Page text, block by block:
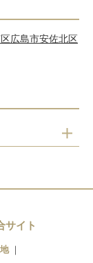
広島市安佐北区
サイト